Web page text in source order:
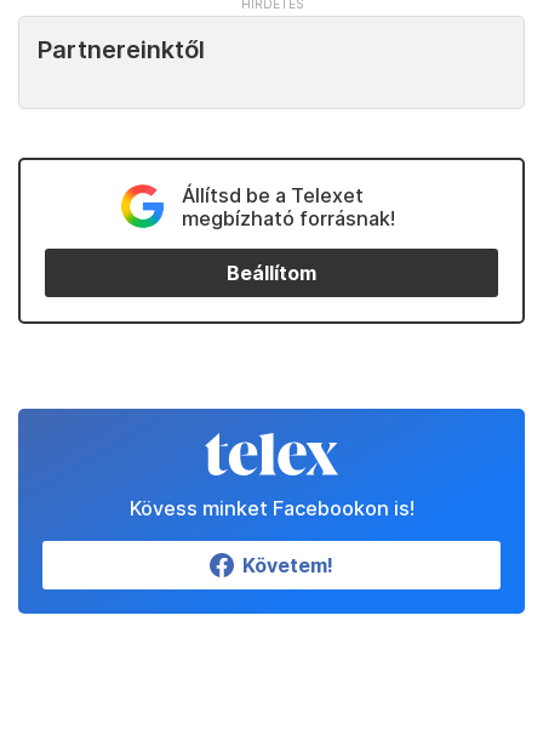
Partnereinktől
Állítsd be a Telexet
megbízható forrásnak!
Beállítom
Kövess minket Facebookon is!
Követem!